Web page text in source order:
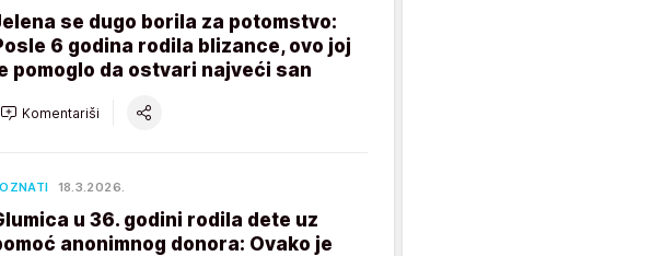
se dugo borila za potomstvo:
6 godina rodila blizance, ovo joj
pomoglo da ostvari najveći san
Komentariši
18.3.2026.
u 36. godini rodila dete uz
anonimnog donora: Ovako je